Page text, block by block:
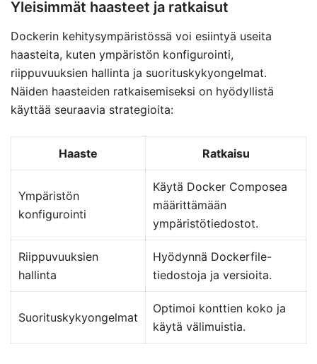
Yleisimmät haasteet ja ratkaisut
Dockerin kehitysympäristössä voi esiintyä useita
haasteita, kuten ympäristön konfigurointi,
riippuvuuksien hallinta ja suorituskykyongelmat.
Näiden haasteiden ratkaisemiseksi on hyödyllistä
käyttää seuraavia strategioita:
Haaste Ratkaisu
Ympäristön
konfigurointi
Käytä Docker Composea
määrittämään
ympäristötiedostot.
Riippuvuuksien
hallinta
Hyödynnä Dockerfile-
tiedostoja ja versioita.
Suorituskykyongelmat
Optimoi konttien koko ja
käytä välimuistia.